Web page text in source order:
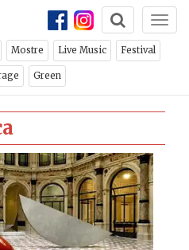
Mostre Live Music Festival
Green